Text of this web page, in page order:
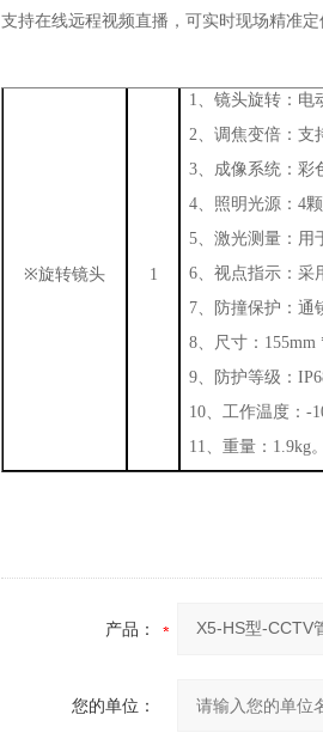
支持在线远程视频直播，可实时现场精准定
※旋转镜头 1
1、镜头旋转：电
2、调焦变倍：支
3、成像系统：彩
4、照明光源：4
5、激光测量：用
6、视点指示：采
7、防撞保护：通
8、尺寸：155mm
9、防护等级：
10、工作温度：-
11、重量：1.9kg。
产品：
您的单位：